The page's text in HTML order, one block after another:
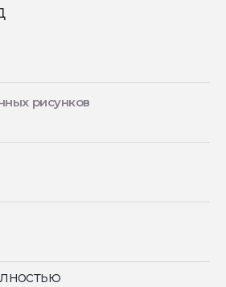
рисунков